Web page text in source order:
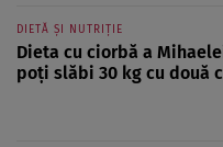
DIETĂ ȘI NUTRIȚIE
Dieta cu ciorbă a
poți slăbi 30 kg cu două